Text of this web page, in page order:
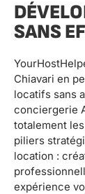
SANS
Chiavari en
locatifs sans
conciergerie
totalement
piliers
location :
expérience